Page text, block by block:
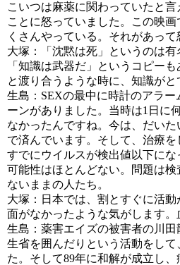
こいつは麻薬に関わっていたと
ことに怒っていました。この映
くさんやっている。それがあって
大塚：「沈黙は死」というのは有
「知識は武器だ」というコピー
と渡り合うような時に、知識がと
生島：SEXの最中に時計のアラ
ーンがありました。当時は1日に
なかったんですね。今は、だいた
で済んでいます。そして、治療を
すでにウイルスが検出値以下に
可能性はほとんどない。問題は
ないままの人たち。
大塚：日本では、割とすぐに活
面がなかったような気がします。
生島：薬害エイズの被害者の川
生省を囲んだりという活動をし
た。そして89年に和解が成立し